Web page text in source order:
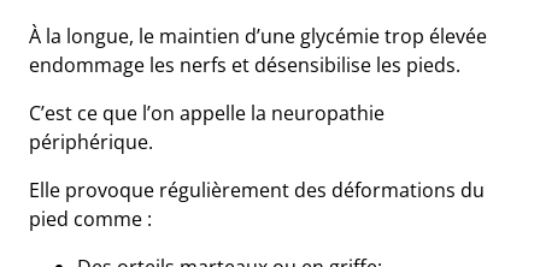
À la longue, le maintien d’une glycémie trop élevée
endommage les nerfs et désensibilise les pieds.
C’est ce que l’on appelle la neuropathie
périphérique.
Elle provoque régulièrement des déformations du
pied comme :